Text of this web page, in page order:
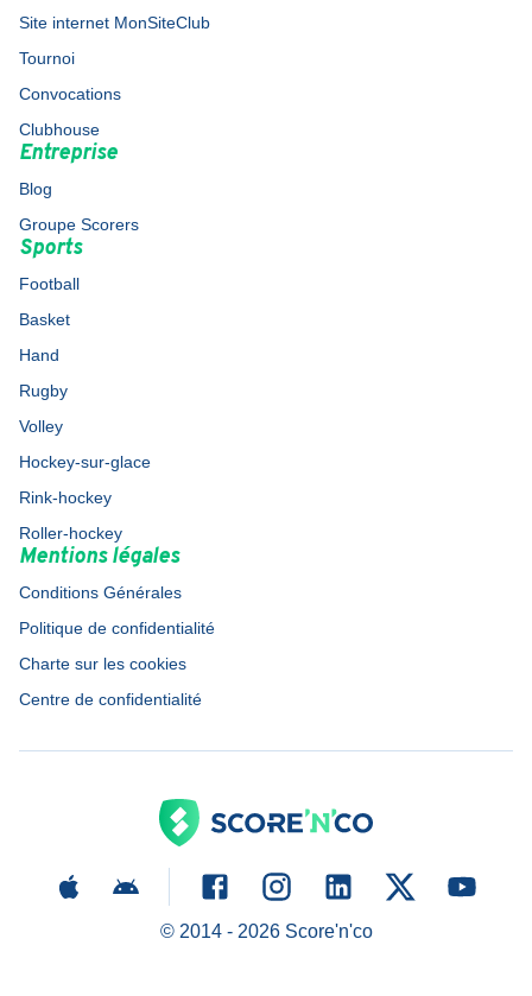
Site internet MonSiteClub
Tournoi
Convocations
Clubhouse
Entreprise
Blog
Groupe Scorers
Sports
Football
Basket
Hand
Rugby
Volley
Hockey-sur-glace
Rink-hockey
Roller-hockey
Mentions légales
Conditions Générales
Politique de confidentialité
Charte sur les cookies
Centre de confidentialité
© 2014 - 2026Score'n'co